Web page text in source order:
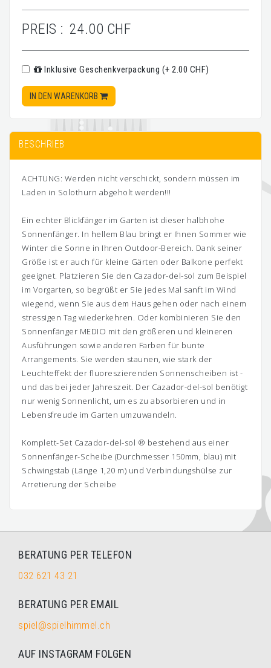
PREIS : 24.00 CHF
Inklusive Geschenkverpackung (+ 2.00 CHF)
IN DEN WARENKORB
BESCHRIEB
ACHTUNG: Werden nicht verschickt, sondern müssen im
Laden in Solothurn abgeholt werden!!!
Ein echter Blickfänger im Garten ist dieser halbhohe
Sonnenfänger. In hellem Blau bringt er Ihnen Sommer wie
Winter die Sonne in Ihren Outdoor-Bereich. Dank seiner
Größe ist er auch für kleine Gärten oder Balkone perfekt
geeignet. Platzieren Sie den Cazador-del-sol zum Beispiel
im Vorgarten, so begrüßt er Sie jedes Mal sanft im Wind
wiegend, wenn Sie aus dem Haus gehen oder nach einem
stressigen Tag wiederkehren. Oder kombinieren Sie den
Sonnenfänger MEDIO mit den größeren und kleineren
Ausführungen sowie anderen Farben für bunte
Arrangements. Sie werden staunen, wie stark der
Leuchteffekt der fluoreszierenden Sonnenscheiben ist -
und das bei jeder Jahreszeit. Der Cazador-del-sol benötigt
nur wenig Sonnenlicht, um es zu absorbieren und in
Lebensfreude im Garten umzuwandeln.
Komplett-Set Cazador-del-sol ® bestehend aus einer
Sonnenfänger-Scheibe (Durchmesser 150mm, blau) mit
Schwingstab (Länge 1,20 m) und Verbindungshülse zur
Arretierung der Scheibe
BERATUNG PER TELEFON
032 621 43 21
BERATUNG PER EMAIL
spiel@spielhimmel.ch
AUF INSTAGRAM FOLGEN